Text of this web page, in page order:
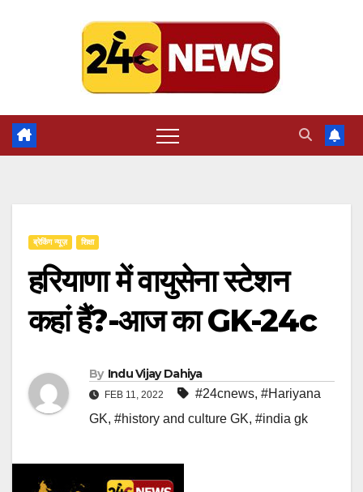
ब्रेकिंग न्यूज़ शिक्षा
हरियाणा में वायुसेना स्टेशन
कहां हैं?-आज का GK-24c
By Indu Vijay Dahiya
FEB 11, 2022 #24cnews, #Hariyana
GK, #history and culture GK, #india gk